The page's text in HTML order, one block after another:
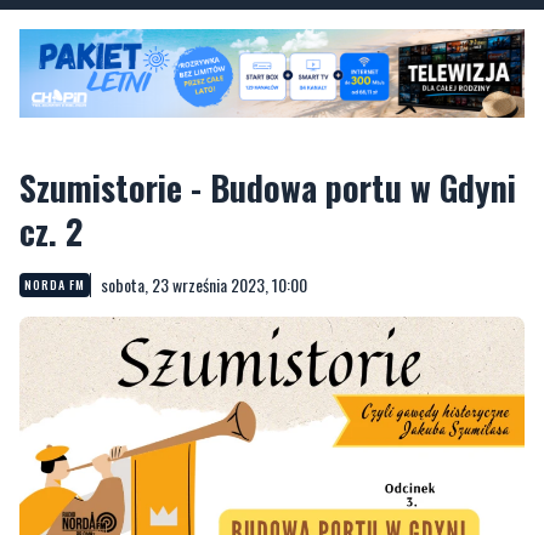
Szumistorie - Budowa portu w Gdyni
NORDA FM sobota, 23 września 2023, 10:00